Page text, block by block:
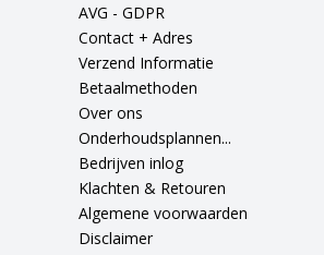
AVG - GDPR
Contact + Adres
Verzend Informatie
Betaalmethoden
Over ons
Onderhoudsplannen...
Bedrijven inlog
Klachten & Retouren
Algemene voorwaarden
Disclaimer